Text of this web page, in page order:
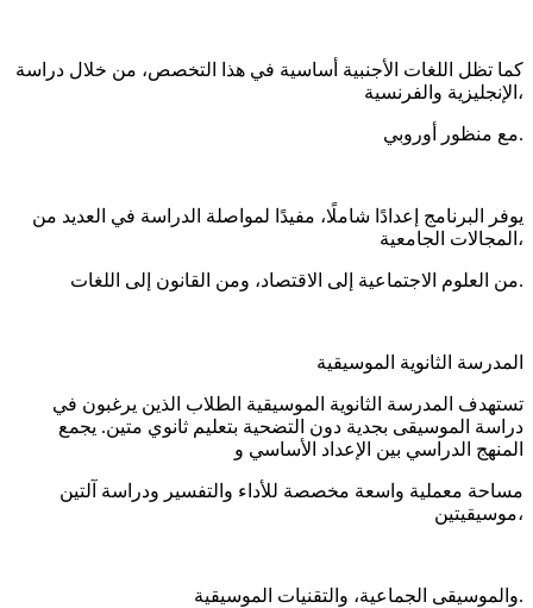
كما تظل اللغات الأجنبية أساسية في هذا التخصص، من خلال دراسة
الإنجليزية والفرنسية،
مع منظور أوروبي.
يوفر البرنامج إعدادًا شاملًا، مفيدًا لمواصلة الدراسة في العديد من
المجالات الجامعية،
من العلوم الاجتماعية إلى الاقتصاد، ومن القانون إلى اللغات.
المدرسة الثانوية الموسيقية
تستهدف المدرسة الثانوية الموسيقية الطلاب الذين يرغبون في
دراسة الموسيقى بجدية دون التضحية بتعليم ثانوي متين. يجمع
المنهج الدراسي بين الإعداد الأساسي و
مساحة معملية واسعة مخصصة للأداء والتفسير ودراسة آلتين
موسيقيتين،
والموسيقى الجماعية، والتقنيات الموسيقية.